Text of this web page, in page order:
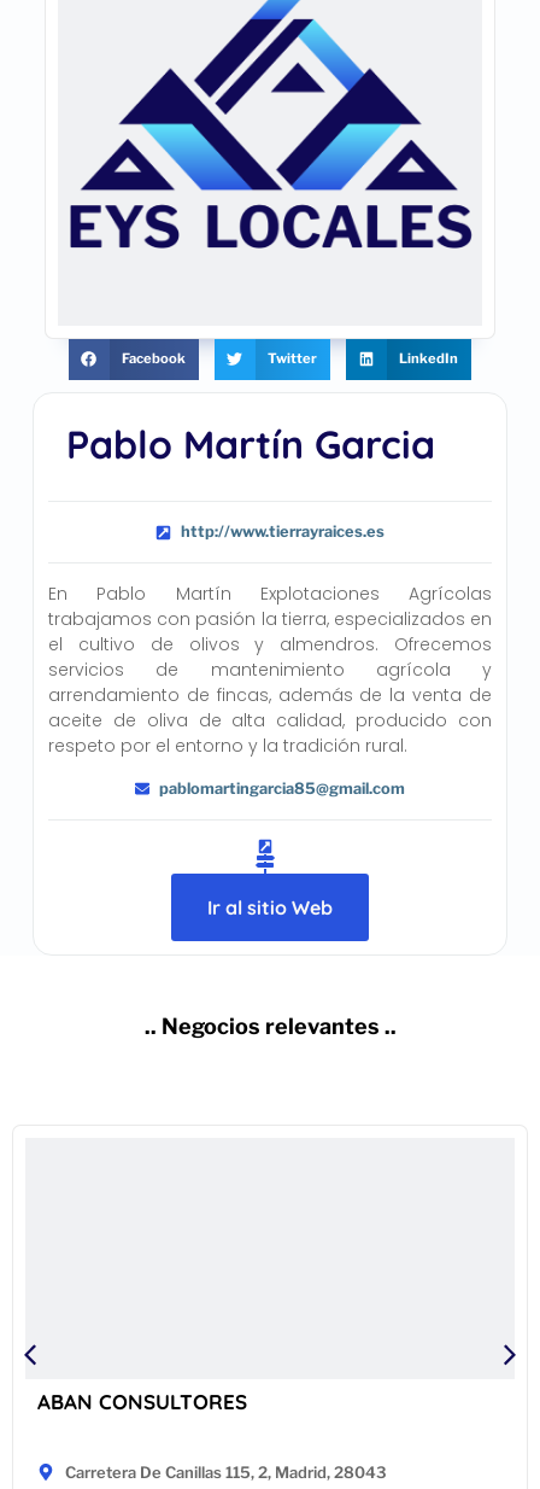
Pablo Martín Garcia
http://www.tierrayraices.es
En Pablo Martín Explotaciones Agrícolas
trabajamos con pasión la tierra, especializados en
el cultivo de olivos y almendros. Ofrecemos
servicios de mantenimiento agrícola y
arrendamiento de fincas, además de la venta de
aceite de oliva de alta calidad, producido con
respeto por el entorno y la tradición rural.
pablomartingarcia85@gmail.com
Ir al sitio Web
Facebook Twitter LinkedIn
.. Negocios relevantes ..
ABAN CONSULTORES
Carretera De Canillas 115, 2, Madrid, 28043